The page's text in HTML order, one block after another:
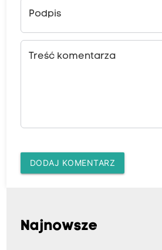
Podpis
Treść komentarza
DODAJ KOMENTARZ
Najnowsze